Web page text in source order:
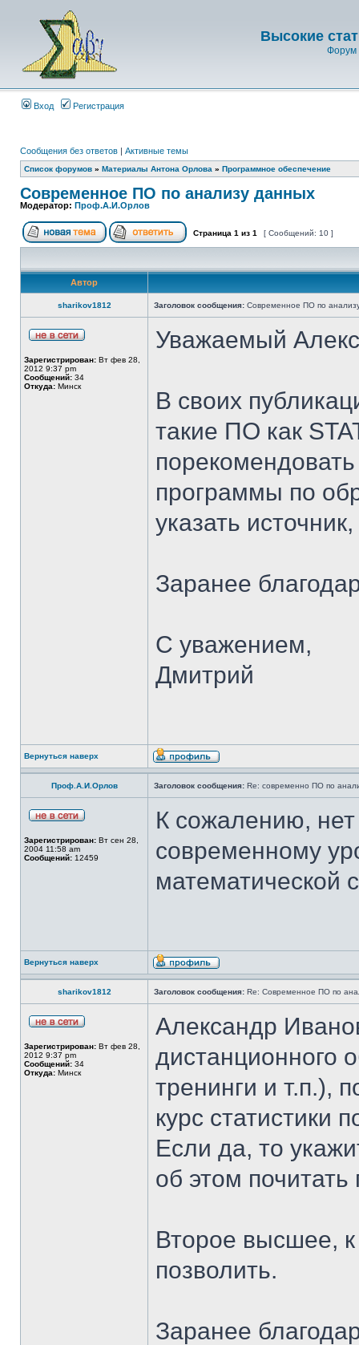
Высокие
Форум
Вход Регистрация
Сообщения без ответов | Активные темы
Список форумов » Материалы Антона Орлова » Программное обеспечение
Современное ПО по анализу данных
Модератор: Проф.А.И.Орлов
Страница 1 из 1 [ Сообщений: 10 ]
Автор
sharikov1812 Заголовок сообщения: Современное ПО по
Зарегистрирован: Вт фев 28,
2012 9:37 pm
Сообщений: 34
Откуда: Минск
Уважаемый
В своих
такие ПО как
программы по
указать
Заранее
С уважением,
Дмитрий
Вернуться наверх
Проф.А.И.Орлов Заголовок сообщения: Re: современно ПО по
Зарегистрирован: Вт сен 28,
2004 11:58 am
Сообщений: 12459
К сожалению,
современному
математической
Вернуться наверх
sharikov1812 Заголовок сообщения: Re: Современное ПО по
Зарегистрирован: Вт фев 28,
2012 9:37 pm
Сообщений: 34
Откуда: Минск
Александр
дистанционного
тренинги и т.п.),
курс статистики
Если да, то
об этом
Второе высшее,
позволить.
Заранее